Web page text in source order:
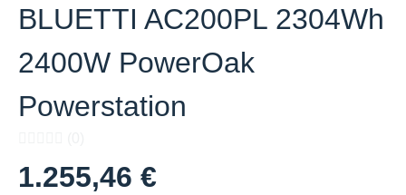
BLUETTI AC200PL 2304Wh
2400W PowerOak
Powerstation
1.255,46 €